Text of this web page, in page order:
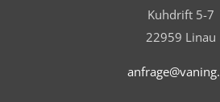
Kuhdrift 5-7
22959 Linau